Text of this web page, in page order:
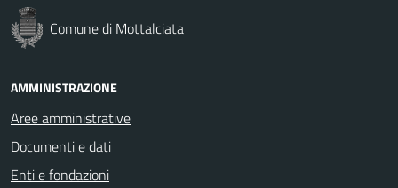
Comune di Mottalciata
AMMINISTRAZIONE
Aree amministrative
Documenti e dati
Enti e fondazioni